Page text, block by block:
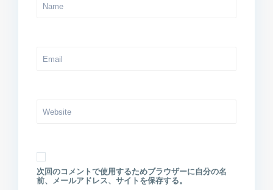
次回のコメントで使用するためブラウザーに自分の名
前、メールアドレス、サイトを保存する。